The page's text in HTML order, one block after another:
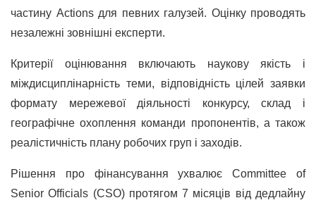
частину Actions для певних галузей. Оцінку проводять
незалежні зовнішні експерти.
Критерії оцінювання включають наукову якість і
міждисциплінарність теми, відповідність цілей заявки
формату мережевої діяльності конкурсу, склад і
географічне охоплення команди пропонентів, а також
реалістичність плану робочих груп і заходів.
Рішення про фінансування ухвалює Committee of
Senior Officials (CSO) протягом 7 місяців від дедлайну